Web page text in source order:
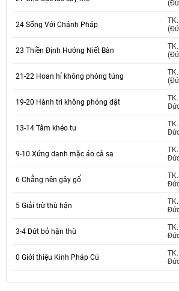
24 Sống Với Chánh Pháp
23 Thiền Định Hướng Niết Bàn
21-22 Hoan hỉ không phóng túng
19-20 Hành trì không phóng dật
13-14 Tâm khéo tu
9-10 Xứng danh mặc áo cà sa
6 Chẳng nên gây gổ
5 Giải trừ thù hận
3-4 Dứt bỏ hận thù
0 Giới thiệu Kinh Pháp Cú